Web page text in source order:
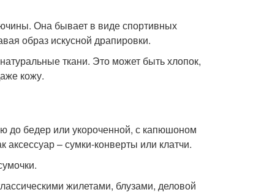
Она бывает в виде спортивных
образ искусной драпировки.
ткани. Это может быть хлопок,
кожу.
до бедер или укороченной, с капюшоном
– сумки-конверты или клатчи.
жилетами, блузами, деловой